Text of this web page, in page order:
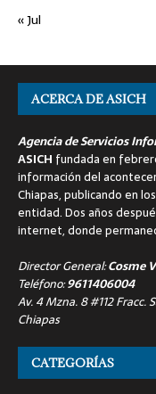
« Jul
ACERCA DE ASICH
Agencia de Servicios
ASICH fundada en
información del
Chiapas, publicando en
entidad. Dos años
internet, donde
Director General:Cosme
Teléfono:9611406004
Av. 4 Mzna. 8 #112 Fracc.
Chiapas
CATEGORÍAS